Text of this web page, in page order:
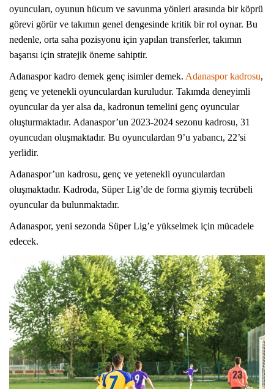
oyuncuları, oyunun hücum ve savunma yönleri arasında bir köprü
görevi görür ve takımın genel dengesinde kritik bir rol oynar. Bu
nedenle, orta saha pozisyonu için yapılan transferler, takımın
başarısı için stratejik öneme sahiptir.
Adanaspor kadro demek genç isimler demek. Adanaspor kadrosu,
genç ve yetenekli oyunculardan kuruludur. Takımda deneyimli
oyuncular da yer alsa da, kadronun temelini genç oyuncular
oluşturmaktadır. Adanaspor’un 2023-2024 sezonu kadrosu, 31
oyuncudan oluşmaktadır. Bu oyunculardan 9’u yabancı, 22’si
yerlidir.
Adanaspor’un kadrosu, genç ve yetenekli oyunculardan
oluşmaktadır. Kadroda, Süper Lig’de de forma giymiş tecrübeli
oyuncular da bulunmaktadır.
Adanaspor, yeni sezonda Süper Lig’e yükselmek için mücadele
edecek.